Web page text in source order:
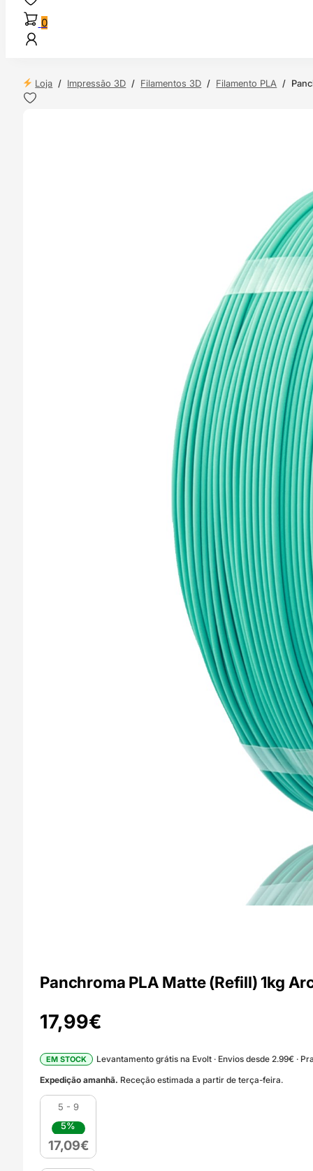
0
Loja / Impressão 3D / Filamentos 3D / Filamento PLA /
Panchroma PLA Matte (Refill) 1kg
17,99€
EM STOCK
Levantamento grátis na Evolt · Envios desde 2.99€ ·
Expedição amanhã. Receção estimada a partir de terça-feira.
5 - 9
5%
17,09€